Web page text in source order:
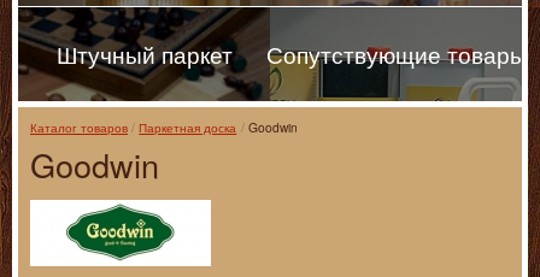
Штучный паркет Сопутствующие товары
Каталог товаров Паркетная доска Goodwin
Goodwin